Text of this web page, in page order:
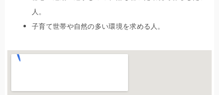
人。
子育て世帯や自然の多い環境を求める人。